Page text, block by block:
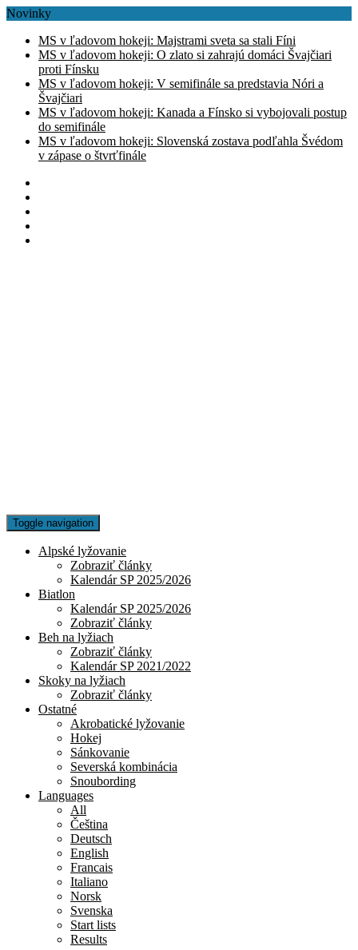
Novinky
MS v ľadovom hokeji: Majstrami sveta sa stali Fíni
MS v ľadovom hokeji: O zlato si zahrajú domáci Švajčiari
proti Fínsku
MS v ľadovom hokeji: V semifinále sa predstavia Nóri a
Švajčiari
MS v ľadovom hokeji: Kanada a Fínsko si vybojovali postup
do semifinále
MS v ľadovom hokeji: Slovenská zostava podľahla Švédom
v zápase o štvrťfinále
Toggle navigation
Alpské lyžovanie
Zobraziť články
Kalendár SP 2025/2026
Biatlon
Kalendár SP 2025/2026
Zobraziť články
Beh na lyžiach
Zobraziť články
Kalendár SP 2021/2022
Skoky na lyžiach
Zobraziť články
Ostatné
Akrobatické lyžovanie
Hokej
Sánkovanie
Severská kombinácia
Snoubording
Languages
All
Čeština
Deutsch
English
Francais
Italiano
Norsk
Svenska
Start lists
Results